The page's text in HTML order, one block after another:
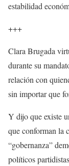
estabilidad
+++
Clara Brugada
durante su
relación con
sin importar que
Y dijo que existe
que conforman la
“gobernanza”
políticos